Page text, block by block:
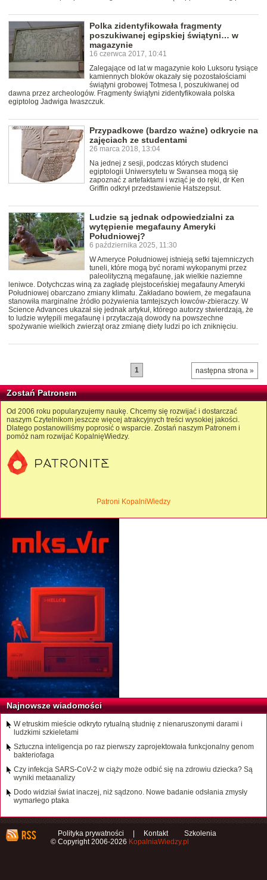
Polka zidentyfikowała fragmenty
poszukiwanej egipskiej świątyni… w
magazynie
16 czerwca 2017, 10:41
Zalegające od lat w magazynie koło Luksoru tysiące
kamiennych bloków okazały się pozostałościami
świątyni grobowej Totmesa I, poszukiwanej od
dawna przez archeologów. Fragmenty świątyni zidentyfikowała polska
egiptolog Jadwiga Iwaszczuk.
Przypadkowe (bardzo ważne) odkrycie na
zajęciach ze studentami
26 marca 2018, 13:04
Na jednej z sesji, podczas których studenci
egiptologii Uniwersytetu w Swansea mogą się
zapoznać z artefaktami i wziąć je do ręki, dr Ken
Griffin odkrył przedstawienie Hatszepsut.
Ludzie są jednak odpowiedzialni za
wytępienie megafauny Ameryki
Południowej?
6 października 2025, 11:30
W Ameryce Południowej istnieją setki tajemniczych
tuneli, które mogą być norami wykopanymi przez
paleolityczną megafaunę, jak wielkie naziemne
leniwce. Dotychczas winą za zagładę plejstoceńskiej megafauny Ameryki
Południowej obarczano zmiany klimatu. Zakładano bowiem, że megafauna
stanowiła marginalne źródło pożywienia tamtejszych łowców-zbieraczy. W
Science Advances ukazał się jednak artykuł, którego autorzy stwierdzają, że
to ludzie wytępili megafaunę i przytaczają dowody na powszechne
spożywanie wielkich zwierząt oraz zmianę diety ludzi po ich zniknięciu.
następna strona »
1
Zostań Patronem
Od 2006 roku popularyzujemy naukę. Chcemy się rozwijać i dostarczać
naszym Czytelnikom jeszcze więcej atrakcyjnych treści wysokiej jakości.
Dlatego postanowiliśmy poprosić o wsparcie. Zostań naszym Patronem i
pomóż nam rozwijać KopalnięWiedzy.
Patroni KopalniWiedzy
Najnowsze wiadomości
W etruskim mieście odkryto rytualną studnię z nienaruszonymi darami i
ludzkimi szkieletami
Sztuczna inteligencja po raz pierwszy zaprojektowała funkcjonalny genom
bakteriofaga
Czy infekcja SARS-CoV-2 w ciąży może odbić się na zdrowiu dziecka? Są
wyniki metaanalizy
Dodo widział świat inaczej, niż sądzono. Nowe badanie odsłania zmysły
wymarłego ptaka
Polityka prywatności Kontakt
Szkolenia
© Copyright 2006-2026 KopalniaWiedzy.pl